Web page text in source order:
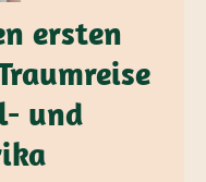
ersten
und